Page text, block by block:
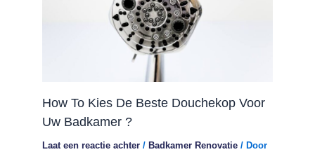
How To Kies De Beste Douchekop Voor
Uw Badkamer ?
Laat een reactie achter / Badkamer Renovatie / Door